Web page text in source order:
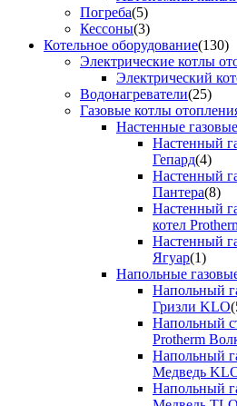
Погреба(5)
Кессоны(3)
Котельное оборудование(130)
Электрические котлы
Электрический
Водонагреватели(25)
Газовые котлы
Настенные
Настенный
Гепард(4)
Настенный
Пантера(8)
Настенный
котел
Настенный
Ягуар(1)
Напольные
Напольный
Гризли KLO
Напольный
Protherm
Напольный
Медведь
Напольный